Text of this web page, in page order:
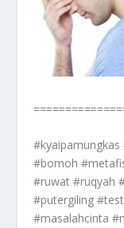
#bomoh
#ruwat #ruqyah
#putergiling
#masalahcinta